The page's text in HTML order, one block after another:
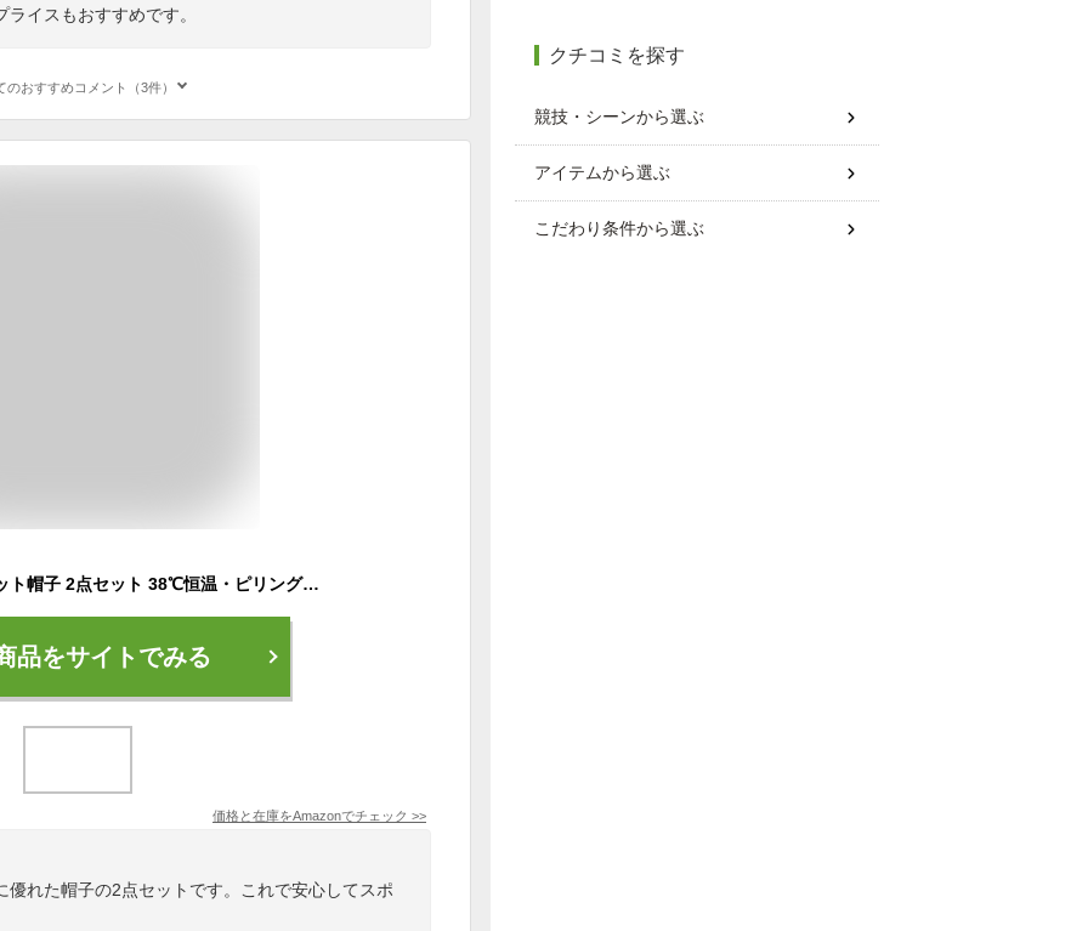
イスもおすすめです。
のおすすめコメント（3件）
ネックウォーマー ニット帽子 2点セット 38℃恒温・ピリング3級防止・二層裏起毛防寒・保温率Max ビーニーキャップ 吸汗速乾 柔らかい 伸縮性 自転車・バイク・通勤通学・スポーツ・アウトドア 冬用 男女兼用 (ブラック)
品をサイトでみる
価格と在庫をAmazonでチェック >>
優れた帽子の2点セットです。これで安心してスポ
クチコミを探す
競技・シーンから選ぶ
アイテムから選ぶ
こだわり条件から選ぶ